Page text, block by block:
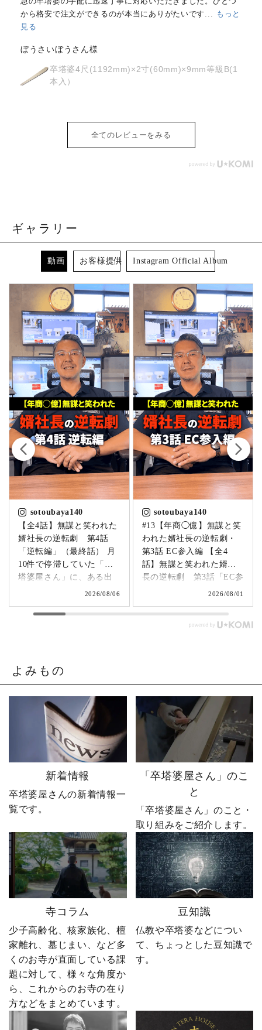
はじめて注文しました。メールと電話で内容照会しました
が、どちらも丁寧に対応していただきました。製品の
osyoh様
経木塔婆・水塔婆五輪型１尺
全てのレビューをみる
ギャラリー
動画 お客様提供 Instagram Official Album
sotoubaya140
【全4話】無謀と笑われた
婿社長の逆転劇 第4話
「逆転編」（最終話） 月
10件で停滞していた「卒
塔婆屋さん」に、ある出
来事が起こります。▶
まじゃまずい。」 そう痛
発動します。 来る日も来
も予想しなかった結果で
した。 無謀だと笑われた
婿社長の逆転劇、ついに
完結です。 あなたなら、
人生で一番大きな挑戦は
何ですか？ぜひコメント
で教えてください！ 「い
いね」「保存」「フォロ
ー」も励みになります。
ーーーーーー 創業明治15
年｜卒塔婆専門メーカー
東京・日の出町を拠点
に、全国6,000以上のお寺
とお取引する、 お寺のこ
とを知り尽くした“卒塔婆
屋”です。 卒塔婆に関する
疑問をわかりやすく解説
しながら、 住職・寺院向
けの有益な情報や やじ社
長の日常まで発信中！▶
@sotoubaya140 ご相談は
DM・公式LINEからお気
軽にどうぞ📩 #やじ社長 #
卒塔婆 #卒塔婆屋さん #日
の出町 婿社長
2026/08/06
sotoubaya140
#13【年商◯億】無謀と笑
われた婿社長の逆転劇・
第3話 EC参入編 【全4
話】無謀と笑われた婿社
長の逆転劇 第3話「EC参
たやじ社長が下した決断
とは。▶ @sotoubaya140
いたそうです。 それで
も、ダメ元で始めた初め
てのネットショップ運
たサイトに待っていたの
は、想像以上の結果でし
た。 そして、その後やじ
社長の運命を大きく変え
る出来事が起こります。
続きは第4話「逆転編」。
ぜひ最後までご覧いただ
き、感想をコメントで教
えてください！ 「いい
ね」「保存」「フォロ
ー」も励みになります。
ーーーーーーーーーーー
ーーーーーー 創業明治15
年｜卒塔婆専門メーカー
東京・日の出町を拠点
に、全国6,000以上のお寺
とお取引する、 お寺のこ
しながら、 住職・寺院向
けの有益な情報や やじ社
2026/08/01
よみもの
新着情報
卒塔婆屋さんの新着情報一
覧です。
「卒塔婆屋さん」のこ
と
「卒塔婆屋さん」のこと・
取り組みをご紹介します。
寺コラム
少子高齢化、核家族化、檀
家離れ、墓じまい、など多
くのお寺が直面している課
題に対して、様々な角度か
ら、これからのお寺の在り
方などをまとめています。
豆知識
仏教や卒塔婆などについ
て、ちょっとした豆知識で
す。